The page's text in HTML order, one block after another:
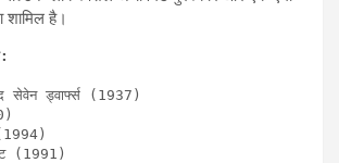
शामिल है।
सेवेन ड्वार्फ्स (1937)
(1991)